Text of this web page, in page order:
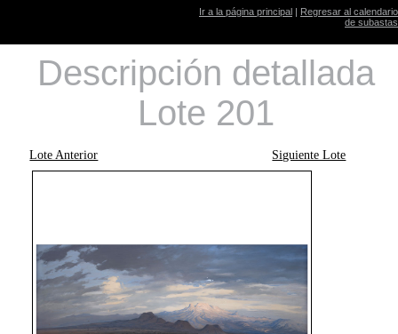
Ir a la página principal | Regresar al calendario
de subastas
Descripción detallada
Lote 201
Lote Anterior Siguiente Lote